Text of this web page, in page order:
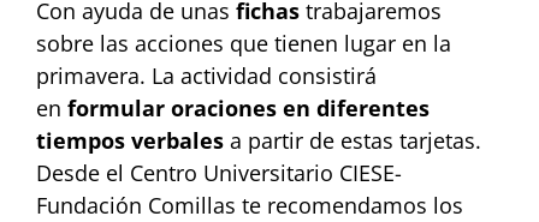
Con ayuda de unas fichas trabajaremos
sobre las acciones que tienen lugar en la
primavera. La actividad consistirá
en formular oraciones en diferentes
tiempos verbales a partir de estas tarjetas.
Desde el Centro Universitario CIESE-
Fundación Comillas te recomendamos los